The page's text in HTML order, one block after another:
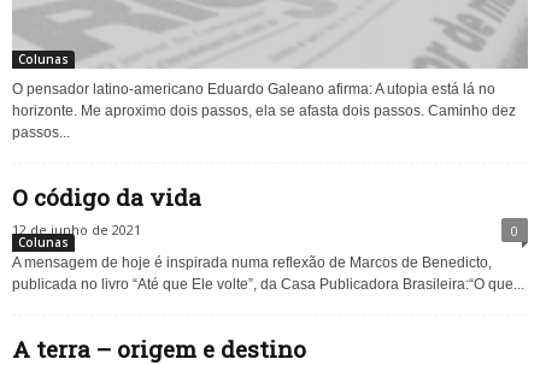
Colunas
O pensador latino-americano Eduardo Galeano afirma: A utopia está lá no
horizonte. Me aproximo dois passos, ela se afasta dois passos. Caminho dez
passos...
O código da vida
12 de junho de 2021 0
Colunas
A mensagem de hoje é inspirada numa reflexão de Marcos de Benedicto,
publicada no livro “Até que Ele volte”, da Casa Publicadora Brasileira:“O que...
A terra – origem e destino